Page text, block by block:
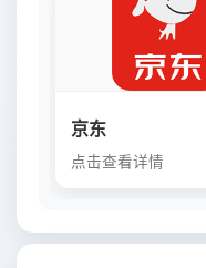
京东
点击查看详情